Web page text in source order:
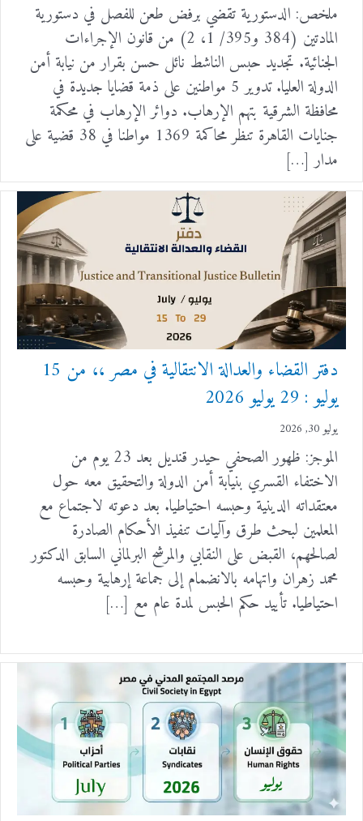
ملخص: الدستورية تقضي برفض طعن للفصل في دستورية
المادتين (384 و395/ 1، 2) من قانون الإجراءات
الجنائية. تجديد حبس الناشط نائل حسن بقرار من نيابة أمن
الدولة العليا. تدوير 5 مواطنين على ذمة قضايا جديدة في
محافظة الشرقية بتهم الإرهاب. دوائر الإرهاب في محكمة
جنايات القاهرة تنظر محاكمة 1369 مواطنا في 38 قضية على
مدار […]
دفتر القضاء والعدالة الانتقالية في مصر ،، من 15
يوليو : 29 يوليو 2026
يوليو 30, 2026
الموجز: ظهور الصحفي حيدر قنديل بعد 23 يوم من
الاختفاء القسري بنيابة أمن الدولة والتحقيق معه حول
معتقداته الدينية وحبسه احتياطيا. بعد دعوته لاجتماع مع
المعلمين لبحث طرق وآليات تنفيذ الأحكام الصادرة
لصالحهم، القبض على النقابي والمرشح البرلماني السابق الدكتور
محمد زهران واتهامه بالانضمام إلى جماعة إرهابية وحبسه
احتياطيا. تأييد حكم الحبس لمدة عام مع […]